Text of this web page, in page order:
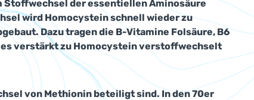
der essentiellen Aminosäure
wird Homocystein schnell wieder zu
Dazu tragen die B-Vitamine Folsäure, B6
es verstärkt zu Homocystein verstoffwechselt
von Methionin beteiligt sind. In den 70er